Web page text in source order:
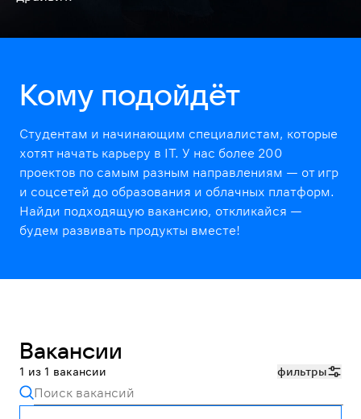
Кому подойдёт
Студентам и начинающим специалистам, которые
хотят начать карьеру в IT. У нас более 200
проектов по самым разным направлениям — от игр
и соцсетей до образования и облачных платформ.
Найди подходящую вакансию, откликайся —
будем развивать продукты вместе!
Вакансии
1 из 1 вакансии фильтры
Поиск вакансий